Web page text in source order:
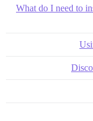
What do I need to